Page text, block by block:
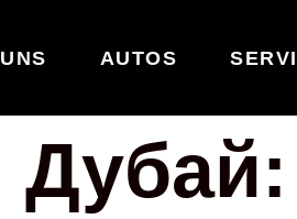
AUTOS
Дубай: